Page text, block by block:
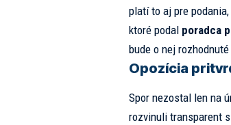
platí to aj pre
ktoré podal poradca
bude o nej
Opozícia
Spor nezostal len na
rozvinuli transparent